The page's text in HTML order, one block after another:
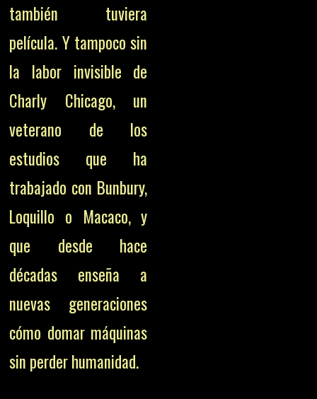
también tuviera
película. Y tampoco sin
la labor invisible de
Charly Chicago, un
veterano de los
estudios que ha
trabajado con Bunbury,
Loquillo o Macaco, y
que desde hace
décadas enseña a
nuevas generaciones
cómo domar máquinas
sin perder humanidad.